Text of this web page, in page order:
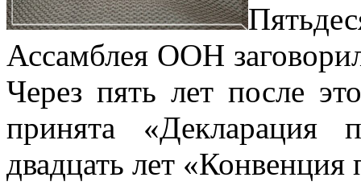
Ассамблея ООН
Через пять лет после
принята «Декларация
двадцать лет «Конвенция